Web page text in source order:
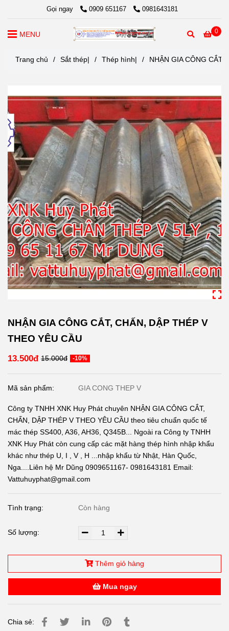
Gọi ngay 0909 651167 0981643181
0
MENU
Trang chủ / Sắt thép| / Thép hình| / NHẬN GIA CÔNG CẮT,
NHẬN GIA CÔNG CẮT, CHẤN, DẬP THÉP V
THEO YÊU CẦU
13.500đ 15.000đ -10%
Mã sản phẩm: GIA CONG THEP V
Công ty TNHH XNK Huy Phát chuyên NHẬN GIA CÔNG CẮT,
CHẤN, DẬP THÉP V THEO YÊU CẦU theo tiêu chuẩn quốc tế
mác thép SS400, A36, AH36, Q345B... Ngoài ra Công ty TNHH
XNK Huy Phát còn cung cấp các mặt hàng thép hình nhập khẩu
khác như thép U, I , V , H ...nhập khẩu từ Nhật, Hàn Quốc,
Nga....Liên hệ Mr Dũng 0909651167- 0981643181 Email:
Vattuhuyphat@gmail.com
Tình trạng: Còn hàng
Số lượng:
Thêm giỏ hàng
Mua ngay
Chia sẻ: